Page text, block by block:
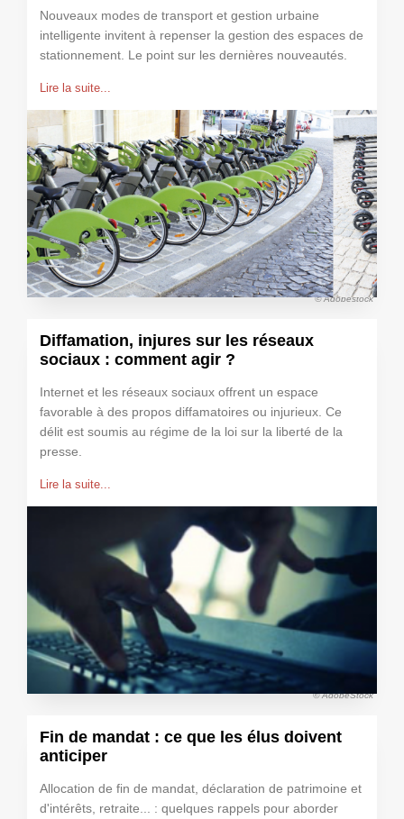
Nouveaux modes de transport et gestion urbaine
intelligente invitent à repenser la gestion des espaces de
stationnement. Le point sur les dernières nouveautés.
Lire la suite...
© Adobestock
Diffamation, injures sur les réseaux
sociaux : comment agir ?
Internet et les réseaux sociaux offrent un espace
favorable à des propos diffamatoires ou injurieux. Ce
délit est soumis au régime de la loi sur la liberté de la
presse.
Lire la suite...
© AdobeStock
Fin de mandat : ce que les élus doivent
anticiper
Allocation de fin de mandat, déclaration de patrimoine et
d'intérêts, retraite... : quelques rappels pour aborder